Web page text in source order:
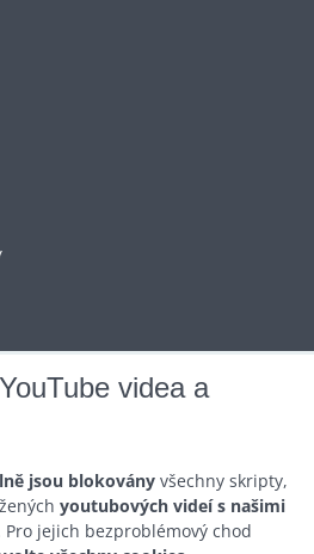
videa a
jsou blokovány všechny skripty,
youtubových videí s našimi
Pro jejich bezproblémový chod